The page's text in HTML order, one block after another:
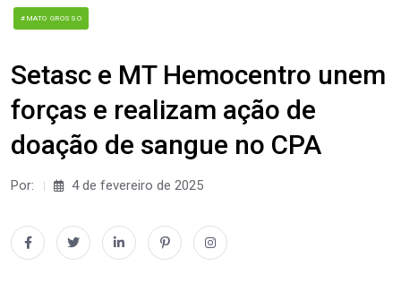
#MATO GROSSO
Setasc e MT Hemocentro unem
forças e realizam ação de
doação de sangue no CPA
Por: 4 de fevereiro de 2025